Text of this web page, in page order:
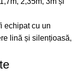
echipat cu un
lină și silențioasă,